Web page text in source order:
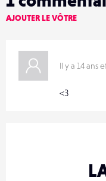
AJOUTER LE VÔTRE
Il y a 14 ans
<3